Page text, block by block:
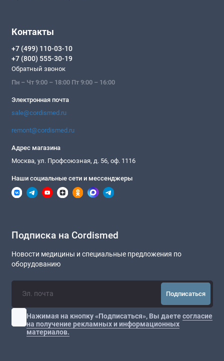
Контакты
+7 (499) 110-03-10
+7 (800) 555-30-19
Обратный звонок
Пн – Чт 9:00 – 18:00 Пт 9:00 – 16:00
Электронная почта
sale@cordismed.ru
remont@cordismed.ru
Адрес магазина
Москва, ул. Профсоюзная, д. 56, оф. 1116
Наши социальные сети и мессенджеры
Подписка на Cordismed
Новости медицины и специальные предложения по
оборудованию
Подписаться
Нажимая на кнопку «Подписаться», Вы даетесогласие
на получение рекламных и информационных
материалов.